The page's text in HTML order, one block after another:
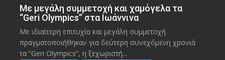
Με μεγάλη συμμετοχή και χαμόγελα τα
“Geri Olympics” στα Ιωάννινα
Με ιδιαίτερη επιτυχία και μεγάλη συμμετοχή
πραγματοποιήθηκαν για δεύτερη συνεχόμενη χρονιά
τα “Geri Olympics”, η ξεχωριστή...